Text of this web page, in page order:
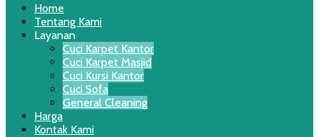
Home
Tentang Kami
Layanan
Cuci Karpet Kantor
Cuci Karpet Masjid
Cuci Kursi Kantor
Cuci Sofa
General Cleaning
Harga
Kontak Kami